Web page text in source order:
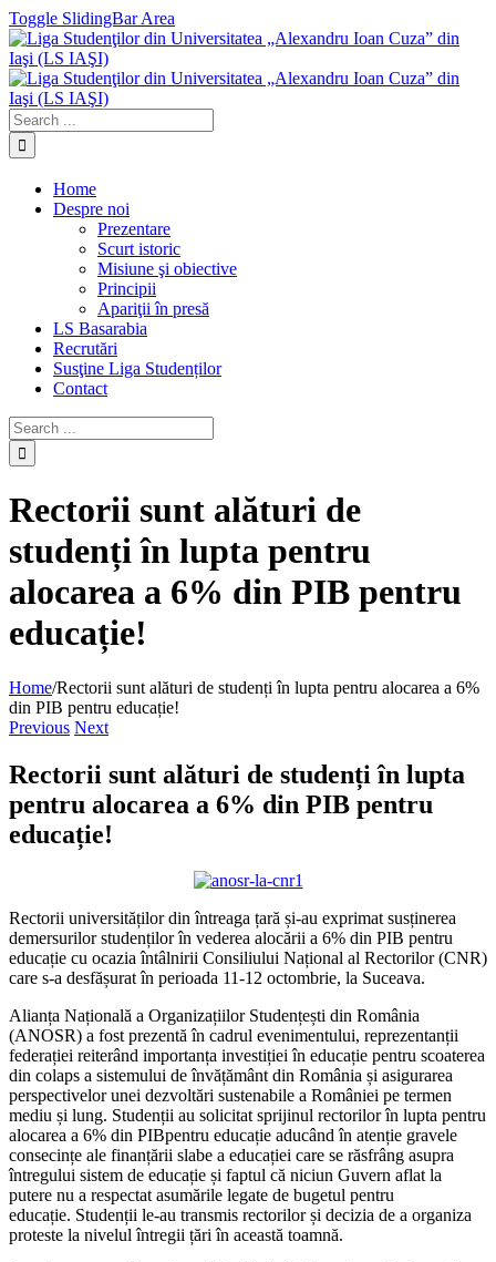
Toggle SlidingBar Area
Home
Despre noi
Prezentare
Scurt istoric
Misiune şi obiective
Principii
Apariţii în presă
LS Basarabia
Recrutări
Susţine Liga Studenților
Contact
Rectorii sunt alături de
studenți în lupta pentru
alocarea a 6% din PIB pentru
educație!
Home/Rectorii sunt alături de studenți în lupta pentru alocarea a 6%
din PIB pentru educație!
Previous Next
Rectorii sunt alături de studenți în lupta
pentru alocarea a 6% din PIB pentru
educație!
Rectorii universităților din întreaga țară și-au exprimat susținerea
demersurilor studenților în vederea alocării a 6% din PIB pentru
educație cu ocazia întâlnirii Consiliului Național al Rectorilor (CNR)
care s-a desfășurat în perioada 11-12 octombrie, la Suceava.
Alianța Națională a Organizațiilor Studențești din România
(ANOSR) a fost prezentă în cadrul evenimentului, reprezentanții
federației reiterând importanța investiției în educație pentru scoaterea
din colaps a sistemului de învățământ din România și asigurarea
perspectivelor unei dezvoltări sustenabile a României pe termen
mediu și lung. Studenții au solicitat sprijinul rectorilor în lupta pentru
alocarea a 6% din PIBpentru educație aducând în atenție gravele
consecințe ale finanțării slabe a educației care se răsfrâng asupra
întregului sistem de educație și faptul că niciun Guvern aflat la
putere nu a respectat asumările legate de bugetul pentru
educație. Studenții le-au transmis rectorilor și decizia de a organiza
proteste la nivelul întregii țări în această toamnă.